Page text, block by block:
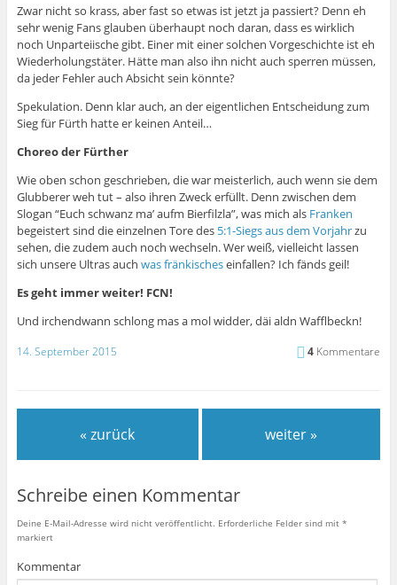
Zwar nicht so krass, aber fast so etwas ist jetzt ja passiert? Denn eh
sehr wenig Fans glauben überhaupt noch daran, dass es wirklich
noch Unparteiische gibt. Einer mit einer solchen Vorgeschichte ist eh
Wiederholungstäter. Hätte man also ihn nicht auch sperren müssen,
da jeder Fehler auch Absicht sein könnte?
Spekulation. Denn klar auch, an der eigentlichen Entscheidung zum
Sieg für Fürth hatte er keinen Anteil…
Choreo der Fürther
Wie oben schon geschrieben, die war meisterlich, auch wenn sie dem
Glubberer weh tut – also ihren Zweck erfüllt. Denn zwischen dem
Slogan “Euch schwanz ma’ aufm Bierfilzla”, was mich als Franken
begeistert sind die einzelnen Tore des 5:1-Siegs aus dem Vorjahrzu
sehen, die zudem auch noch wechseln. Wer weiß, vielleicht lassen
sich unsere Ultras auch was fränkischeseinfallen? Ich fänds geil!
Es geht immer weiter! FCN!
Und irchendwann schlong mas a mol widder, däi aldn Wafflbeckn!
14. September 2015 4 Kommentare
« zurück weiter »
Schreibe einen Kommentar
Deine E-Mail-Adresse wird nicht veröffentlicht. Erforderliche Felder sind mit *
markiert
Kommentar